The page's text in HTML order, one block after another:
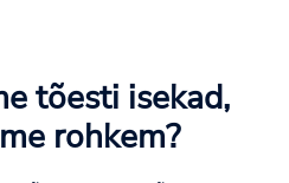
tõesti isekad,
rohkem?